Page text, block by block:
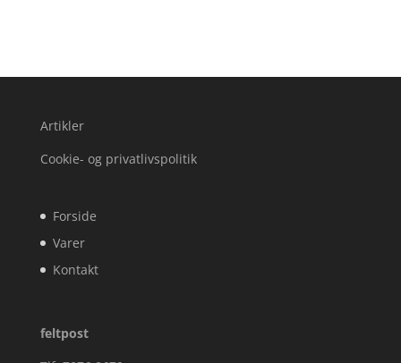
Artikler
Cookie- og privatlivspolitik
Forside
Varer
Kontakt
feltpost